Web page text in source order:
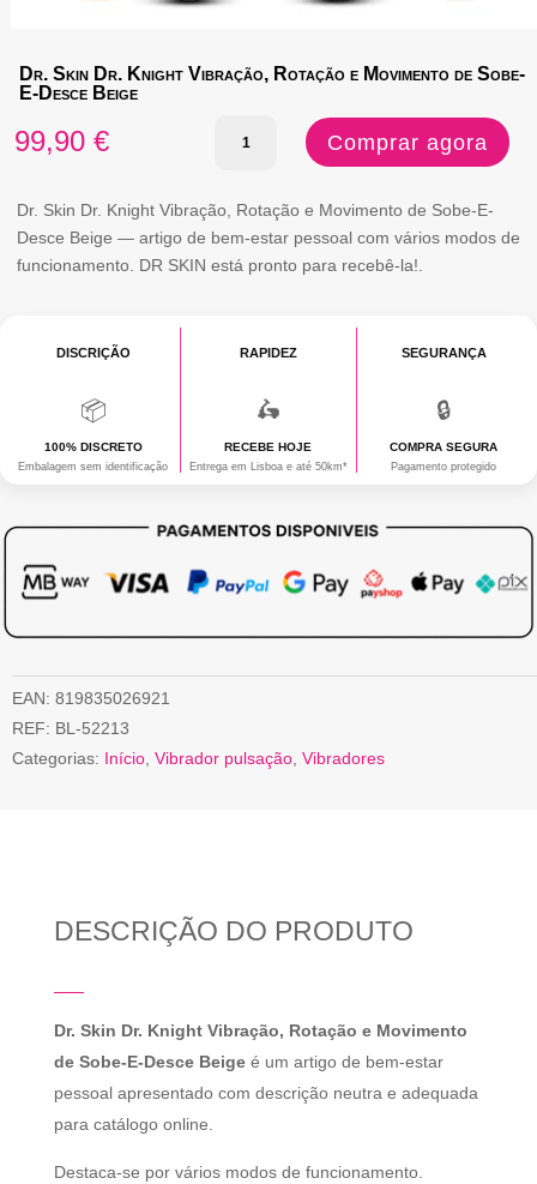
Dr. Skin Dr. Knight Vibração, Rotação e Movimento de Sobe-
E-Desce Beige
99,90 €
Quantidade
Dr.
Skin
Vibração,
Rotação
e
Movimento
E-
Desce
Comprar agora
Dr. Skin Dr. Knight Vibração, Rotação e Movimento de Sobe-E-
Desce Beige — artigo de bem-estar pessoal com vários modos de
funcionamento. DR SKIN está pronto para recebê-la!.
DISCRIÇÃO
📦
100% DISCRETO
Embalagem sem identificação
RAPIDEZ
🛵
RECEBE HOJE
Entrega em Lisboa e até 50km*
SEGURANÇA
🔒
COMPRA SEGURA
Pagamento protegido
EAN: 819835026921
REF: BL-52213
Categorias: Início Vibrador pulsação Vibradores
DESCRIÇÃO DO PRODUTO
Dr. Skin Dr. Knight Vibração, Rotação e Movimento
de Sobe-E-Desce Beigeé um artigo de bem-estar
pessoal apresentado com descrição neutra e adequada
para catálogo online.
Destaca-se por vários modos de funcionamento.